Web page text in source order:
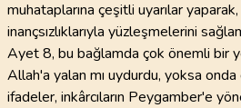
muhataplarına çeşitli uyarılar yaparak,
inançsızlıklarıyla yüzleşmelerini
Ayet 8, bu bağlamda çok önemli bir
Allah'a yalan mı uydurdu, yoksa
ifadeler, inkârcıların Peygamber'e